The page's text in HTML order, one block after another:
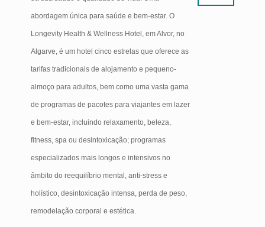
abordagem única para saúde e bem-estar. O
Longevity Health & Wellness Hotel, em Alvor, no
Algarve, é um hotel cinco estrelas que oferece as
tarifas tradicionais de alojamento e pequeno-
almoço para adultos, bem como uma vasta gama
de programas de pacotes para viajantes em lazer
e bem-estar, incluindo relaxamento, beleza,
fitness, spa ou desintoxicação; programas
especializados mais longos e intensivos no
âmbito do reequilíbrio mental, anti-stress e
holístico, desintoxicação intensa, perda de peso,
remodelação corporal e estética.